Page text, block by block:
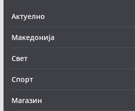
Актуелно
Македонија
Свет
Спорт
Магазин